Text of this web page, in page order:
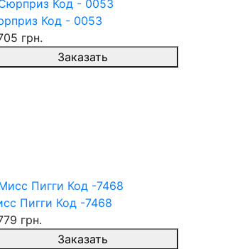
Код - 0053
грн.
Заказать
Пигги Код -7468
грн.
Заказать